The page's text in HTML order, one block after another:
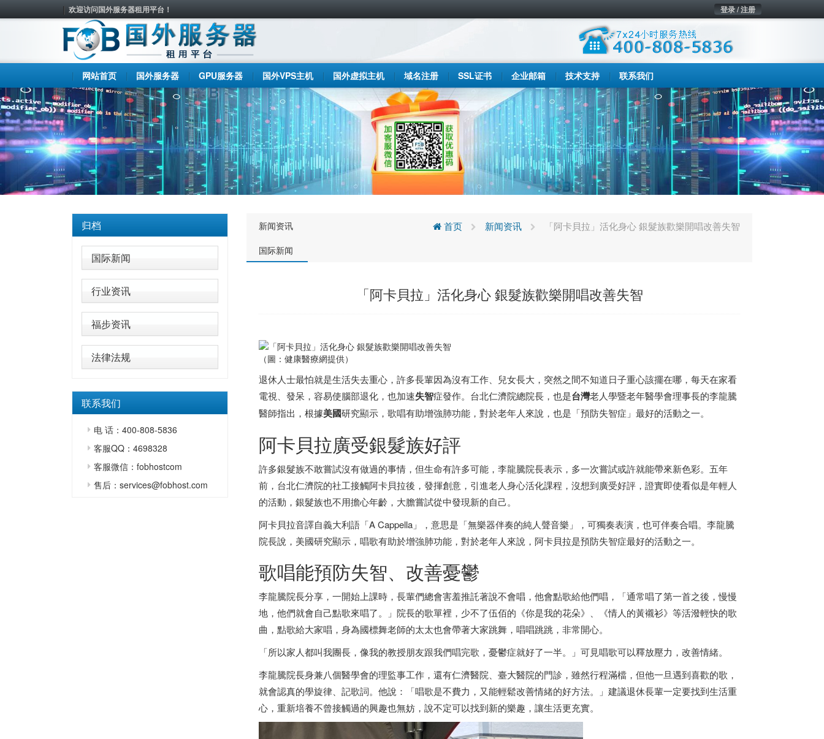
欢迎访问国外服务器租用平台！ 登录 / 注册
网站首页 国外服务器 GPU服务器 国外VPS主机 国外虚拟主机 域名注册 SSL证书 企业邮箱 技术支持 联系我们
归档
国际新闻
行业资讯
福步资讯
法律法规
联系我们
电 话：400-808-5836
客服QQ：4698328
客服微信：fobhostcom
售后：services@fobhost.com
新闻资讯
国际新闻
首页 新闻资讯 「阿卡貝拉」活化身心 銀髮族歡樂開唱改善失智
「阿卡貝拉」活化身心 銀髮族歡樂開唱改善失智
（圖：健康醫療網提供）
退休人士最怕就是生活失去重心，許多長輩因為沒有工作、兒女長大，突然之間不知道日子重心該擺在哪，每天在家看
電視、發呆，容易使腦部退化，也加速失智症發作。台北仁濟院總院長，也是台灣老人學暨老年醫學會理事長的李龍騰
醫師指出，根據美國研究顯示，歌唱有助增強肺功能，對於老年人來說，也是「預防失智症」最好的活動之一。
阿卡貝拉廣受銀髮族好評
許多銀髮族不敢嘗試沒有做過的事情，但生命有許多可能，李龍騰院長表示，多一次嘗試或許就能帶來新色彩。五年
前，台北仁濟院的社工接觸阿卡貝拉後，發揮創意，引進老人身心活化課程，沒想到廣受好評，證實即使看似是年輕人
的活動，銀髮族也不用擔心年齡，大膽嘗試從中發現新的自己。
阿卡貝拉音譯自義大利語「A Cappella」，意思是「無樂器伴奏的純人聲音樂」，可獨奏表演，也可伴奏合唱。李龍騰
院長說，美國研究顯示，唱歌有助於增強肺功能，對於老年人來說，阿卡貝拉是預防失智症最好的活動之一。
歌唱能預防失智、改善憂鬱
李龍騰院長分享，一開始上課時，長輩們總會害羞推託著說不會唱，他會點歌給他們唱，「通常唱了第一首之後，慢慢
地，他們就會自己點歌來唱了。」院長的歌單裡，少不了伍佰的《你是我的花朵》、《情人的黃襯衫》等活潑輕快的歌
曲，點歌給大家唱，身為國標舞老師的太太也會帶著大家跳舞，唱唱跳跳，非常開心。
「所以家人都叫我團長，像我的教授朋友跟我們唱完歌，憂鬱症就好了一半。」可見唱歌可以釋放壓力，改善情緒。
李龍騰院長身兼八個醫學會的理監事工作，還有仁濟醫院、臺大醫院的門診，雖然行程滿檔，但他一旦遇到喜歡的歌，
就會認真的學旋律、記歌詞。他說：「唱歌是不費力，又能輕鬆改善情緒的好方法。」建議退休長輩一定要找到生活重
心，重新培養不曾接觸過的興趣也無妨，說不定可以找到新的樂趣，讓生活更充實。